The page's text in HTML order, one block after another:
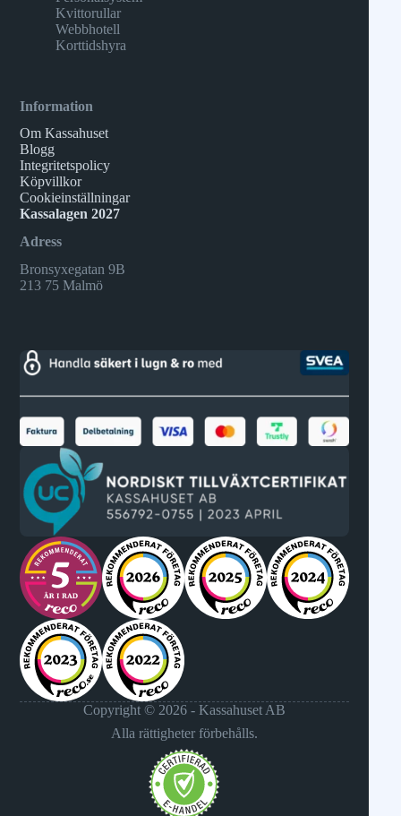
Kvittorullar
Webbhotell
Korttidshyra
Information
Om Kassahuset
Blogg
Integritetspolicy
Köpvillkor
Cookieinställningar
Kassalagen 2027
Adress
Bronsyxegatan 9B
213 75 Malmö
Copyright © 2026 - Kassahuset AB
Alla rättigheter förbehålls.